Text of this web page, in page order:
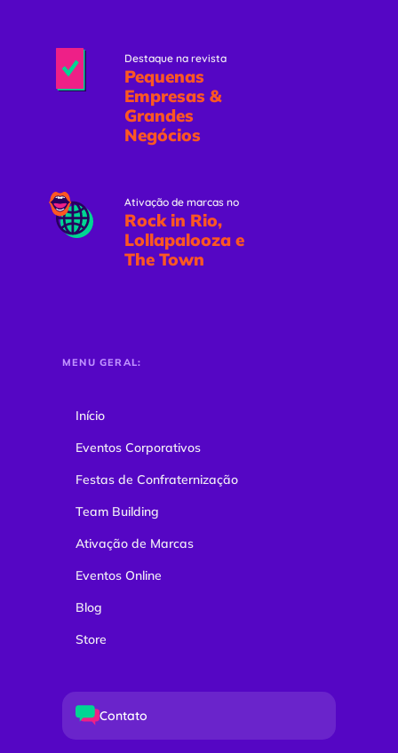
Destaque na revista
Pequenas
Empresas &
Grandes
Negócios
Ativação de marcas no
Rock in Rio,
Lollapalooza e
The Town
MENU GERAL:
Início
Eventos Corporativos
Festas de Confraternização
Team Building
Ativação de Marcas
Eventos Online
Blog
Store
Contato